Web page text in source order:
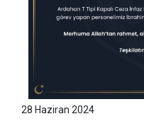
28 Haziran 2024